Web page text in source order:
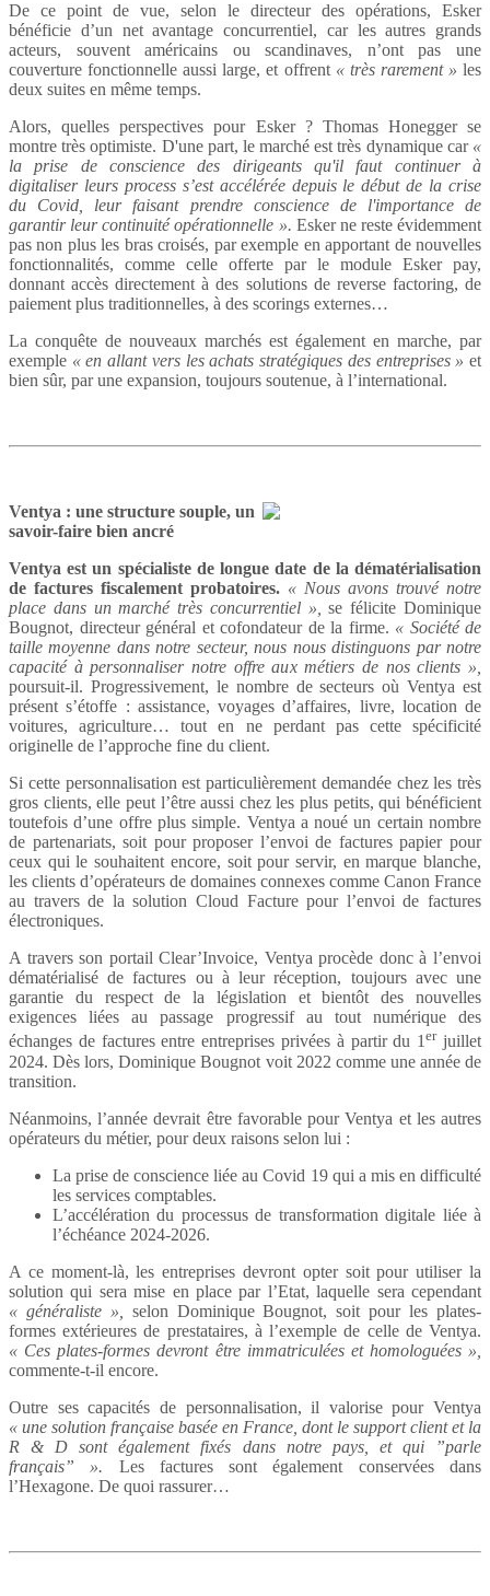
De ce point de vue, selon le directeur des opérations, Esker
bénéficie d’un net avantage concurrentiel, car les autres grands
acteurs, souvent américains ou scandinaves, n’ont pas une
couverture fonctionnelle aussi large, et offrent « très rarement » les
deux suites en même temps.
Alors, quelles perspectives pour Esker ? Thomas Honegger se
montre très optimiste. D'une part, le marché est très dynamique car «
la prise de conscience des dirigeants qu'il faut continuer à
digitaliser leurs process s’est accélérée depuis le début de la crise
du Covid, leur faisant prendre conscience de l'importance de
garantir leur continuité opérationnelle ». Esker ne reste évidemment
pas non plus les bras croisés, par exemple en apportant de nouvelles
fonctionnalités, comme celle offerte par le module Esker pay,
donnant accès directement à des solutions de reverse factoring, de
paiement plus traditionnelles, à des scorings externes…
La conquête de nouveaux marchés est également en marche, par
exemple « en allant vers les achats stratégiques des entreprises » et
bien sûr, par une expansion, toujours soutenue, à l’international.
Ventya : une structure souple, un
savoir-faire bien ancré
Ventya est un spécialiste de longue date de la dématérialisation
de factures fiscalement probatoires. « Nous avons trouvé notre
place dans un marché très concurrentiel »,
se félicite Dominique
Bougnot, directeur général et cofondateur de la firme. « Société de
taille moyenne dans notre secteur, nous nous distinguons par notre
capacité à personnaliser notre offre aux métiers de nos clients »,
poursuit-il. Progressivement, le nombre de secteurs où Ventya est
présent s’étoffe : assistance, voyages d’affaires, livre, location de
voitures, agriculture… tout en ne perdant pas cette spécificité
originelle de l’approche fine du client.
Si cette personnalisation est particulièrement demandée chez les très
gros clients, elle peut l’être aussi chez les plus petits, qui bénéficient
toutefois d’une offre plus simple. Ventya a noué un certain nombre
de partenariats, soit pour proposer l’envoi de factures papier pour
ceux qui le souhaitent encore, soit pour servir, en marque blanche,
les clients d’opérateurs de domaines connexes comme Canon France
au travers de la solution Cloud Facture pour l’envoi de factures
électroniques.
A travers son portail Clear’Invoice, Ventya procède donc à l’envoi
dématérialisé de factures ou à leur réception, toujours avec une
garantie du respect de la législation et bientôt des nouvelles
exigences liées au passage progressif au tout numérique des
échanges de factures entre entreprises privées à partir du 1er juillet
2024. Dès lors, Dominique Bougnot voit 2022 comme une année de
transition.
Néanmoins, l’année devrait être favorable pour Ventya et les autres
opérateurs du métier, pour deux raisons selon lui :
La prise de conscience liée au Covid 19 qui a mis en difficulté
les services comptables.
L’accélération du processus de transformation digitale liée à
l’échéance 2024-2026.
A ce moment-là, les entreprises devront opter soit pour utiliser la
solution qui sera mise en place par l’Etat, laquelle sera cependant
« généraliste », selon Dominique Bougnot, soit pour les plates-
formes extérieures de prestataires, à l’exemple de celle de Ventya.
« Ces plates-formes devront être immatriculées et homologuées »,
commente-t-il encore.
Outre ses capacités de personnalisation, il valorise pour Ventya
« une solution française basée en France, dont le support client et la
R & D sont également fixés dans notre pays, et qui ”parle
français” ». Les factures sont également conservées dans
l’Hexagone. De quoi rassurer…